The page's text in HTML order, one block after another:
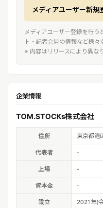
メディアユーザー新規
メディアユーザー登録を行
ト・記者会見の情報など様々
※ 内容はリリースにより異な
企業情報
TOM.STOCKs株式会社
住所 東京都港
代表者 -
上場 -
資本金 -
設立 2021年(